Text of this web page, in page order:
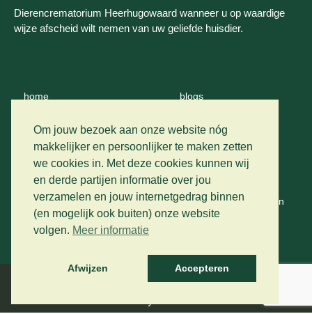
Om jouw bezoek aan onze website nóg
makkelijker en persoonlijker te maken zetten
we cookies in. Met deze cookies kunnen wij
en derde partijen informatie over jou
verzamelen en jouw internetgedrag binnen
(en mogelijk ook buiten) onze website
volgen. Meer informatie
Afwijzen Accepteren
Dierencrematorium Heerhugowaard wanneer u op waardige
wijze afscheid wilt nemen van uw geliefde huisdier.
home
wie zijn wij
vervoer
prijslijst
blogs
contact
algemene voorwaarden
Developed by The Artistic Design Studio